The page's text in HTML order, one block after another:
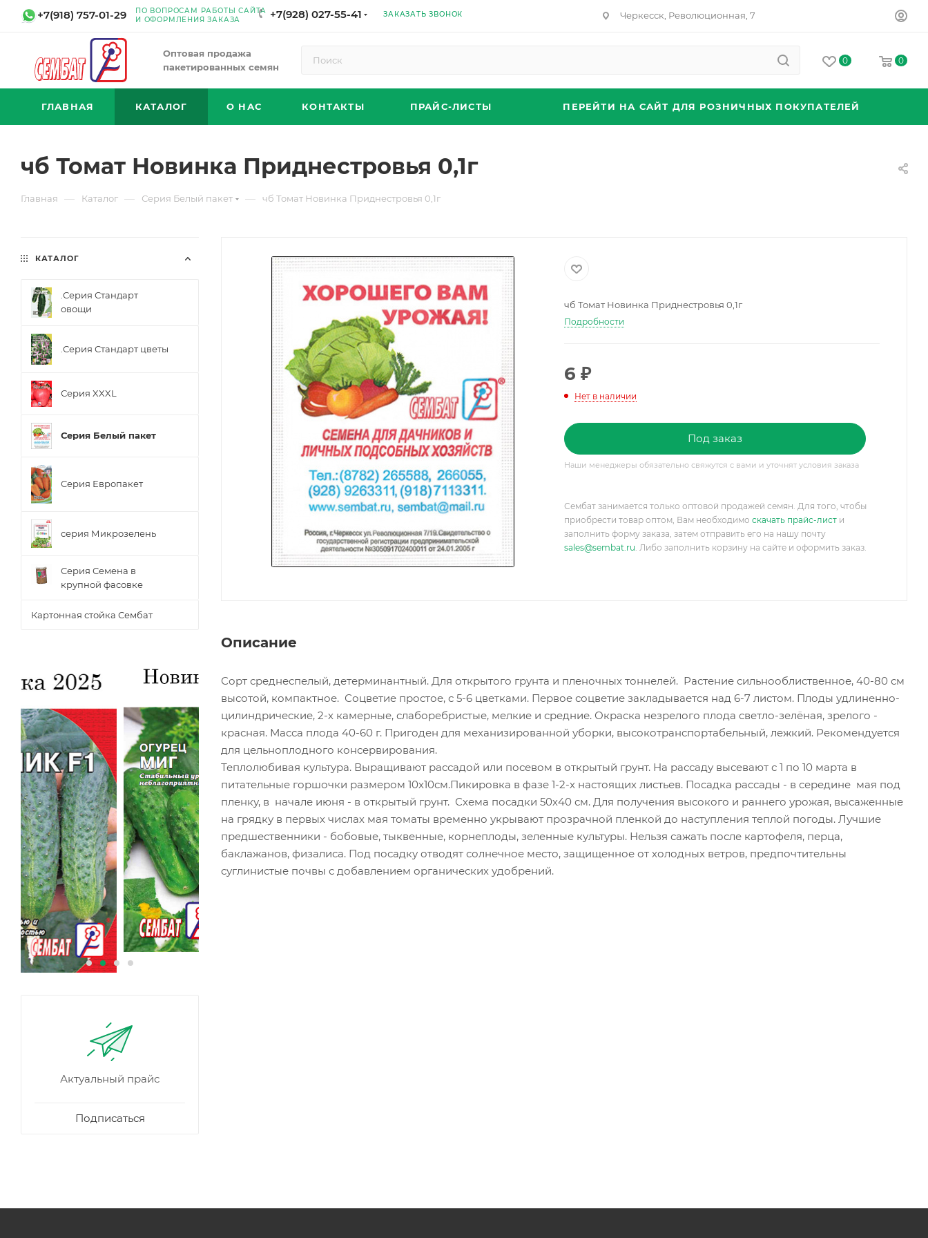
+7(918) 757-01-29
ПО ВОПРОСАМ РАБОТЫ САЙТА
И ОФОРМЛЕНИЯ ЗАКАЗА
+7(928) 027-55-41 ЗАКАЗАТЬ ЗВОНОК Черкесск, Революционная, 7
Оптовая продажа
пакетированных семян
0 0
ГЛАВНАЯ КАТАЛОГ О НАС КОНТАКТЫ ПРАЙС-ЛИСТЫ ПЕРЕЙТИ НА САЙТ ДЛЯ РОЗНИЧНЫХ ПОКУПАТЕЛЕЙ
чб Томат Новинка Приднестровья 0,1г
Главная — Каталог — Серия Белый пакет — чб Томат Новинка Приднестровья 0,1г
чб Томат Новинка Приднестровья 0,1г
Подробности
6 ₽
Нет в наличии
Под заказ
Наши менеджеры обязательно свяжутся с вами и уточнят условия заказа
Сембат занимается только оптовой продажей семян. Для того, чтобы
приобрести товар оптом, Вам необходимо скачать прайс-лист и
заполнить форму заказа, затем отправить его на нашу почту
sales@sembat.ru. Либо заполнить корзину на сайте и оформить заказ.
Описание
Сорт среднеспелый, детерминантный. Для открытого грунта и пленочных тоннелей. Растение сильнооблиственное, 40-80 см
высотой, компактное. Соцветие простое, с 5-6 цветками. Первое соцветие закладывается над 6-7 листом. Плоды удлиненно-
цилиндрические, 2-х камерные, слаборебристые, мелкие и средние. Окраска незрелого плода светло-зелёная, зрелого -
красная. Масса плода 40-60 г. Пригоден для механизированной уборки, высокотранспортабельный, лежкий. Рекомендуется
для цельноплодного консервирования.
Теплолюбивая культура. Выращивают рассадой или посевом в открытый грунт. На рассаду высевают с 1 по 10 марта в
питательные горшочки размером 10х10см.Пикировка в фазе 1-2-х настоящих листьев. Посадка рассады - в середине мая под
пленку, в начале июня - в открытый грунт. Схема посадки 50х40 см. Для получения высокого и раннего урожая, высаженные
на грядку в первых числах мая томаты временно укрывают прозрачной пленкой до наступления теплой погоды. Лучшие
предшественники - бобовые, тыквенные, корнеплоды, зеленные культуры. Нельзя сажать после картофеля, перца,
баклажанов, физалиса. Под посадку отводят солнечное место, защищенное от холодных ветров, предпочтительны
суглинистые почвы с добавлением органических удобрений.
КАТАЛОГ
.Серия Стандарт
овощи
.Серия Стандарт цветы
Серия XXXL
Серия Белый пакет
Серия Европакет
серия Микрозелень
Серия Семена в
крупной фасовке
Картонная стойка Сембат
Актуальный прайс
Подписаться